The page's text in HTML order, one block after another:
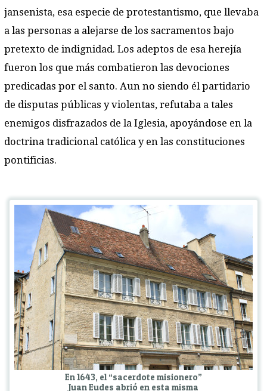
jansenista, esa especie de protestantismo, que llevaba
a las personas a alejarse de los sacramentos bajo
pretexto de indignidad. Los adeptos de esa herejía
fueron los que más combatieron las devociones
predicadas por el santo. Aun no siendo él partidario
de disputas públicas y violentas, refutaba a tales
enemigos disfrazados de la Iglesia, apoyándose en la
doctrina tradicional católica y en las constituciones
pontificias.
En 1643, el “sacerdote misionero”
Juan Eudes abrió en esta misma